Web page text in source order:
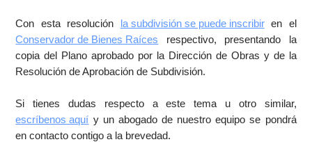
Con esta resolución la subdivisión se puede inscribiren el
Conservador de Bienes Raíces respectivo, presentando la
copia del Plano aprobado por la Dirección de Obras y de la
Resolución de Aprobación de Subdivisión.
Si tienes dudas respecto a este tema u otro similar,
escríbenos aquí y un abogado de nuestro equipo se pondrá
en contacto contigo a la brevedad.